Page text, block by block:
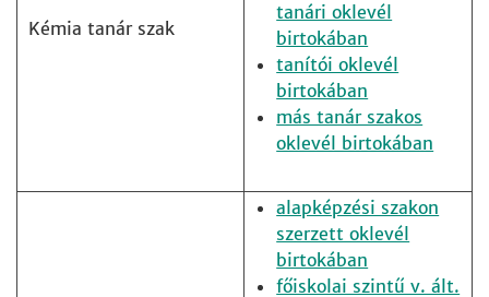
Kémia tanár szak
tanári oklevél
birtokában
tanítói oklevél
birtokában
más tanár szakos
oklevél birtokában
alapképzési szakon
szerzett oklevél
birtokában
főiskolai szintű v. ált.